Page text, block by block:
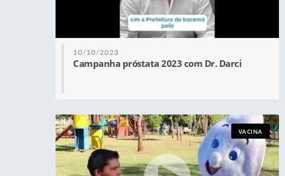
10/10/2023
Campanha próstata 2023 com Dr. Darci
VACINA